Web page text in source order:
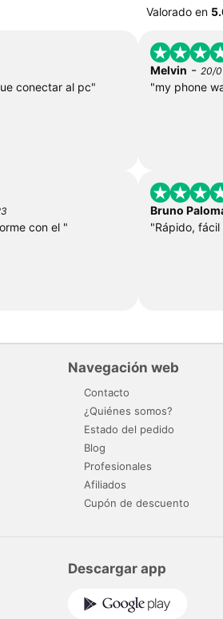
Valorado en
conectar al pc"
Melvin - 20/
"my phone
con el "
Bruno
"Rápido,
Navegación web
Contacto
¿Quiénes somos?
Estado del pedido
Blog
Profesionales
Afiliados
Cupón de descuento
Descargar app